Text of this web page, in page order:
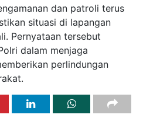
dan patroli terus
situasi di lapangan
Pernyataan tersebut
dalam menjaga
perlindungan